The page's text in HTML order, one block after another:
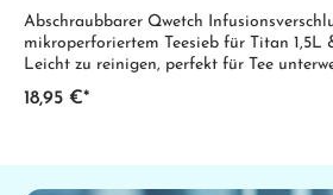
Abschraubbarer Qwetch
mikroperforiertem Teesieb für Titan 1,5L
Leicht zu reinigen, perfekt für Tee
18,95 €*